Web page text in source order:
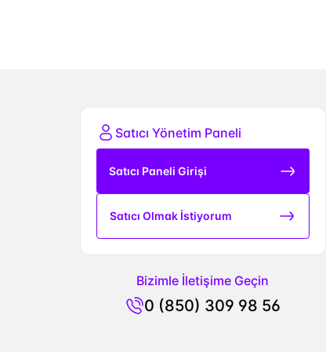
Satıcı Yönetim Paneli
Satıcı Paneli Girişi
Satıcı Olmak İstiyorum
Bizimle İletişime Geçin
0 (850) 309 98 56